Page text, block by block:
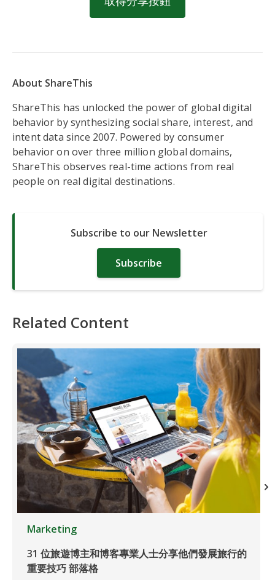
About ShareThis
ShareThis has unlocked the power of global digital
behavior by synthesizing social share, interest, and
intent data since 2007. Powered by consumer
behavior on over three million global domains,
ShareThis observes real-time actions from real
people on real digital destinations.
Subscribe to our Newsletter
Subscribe
Related Content
Marketing
31 位旅遊博主和博客專業人士分享他們發展旅行的
重要技巧 部落格